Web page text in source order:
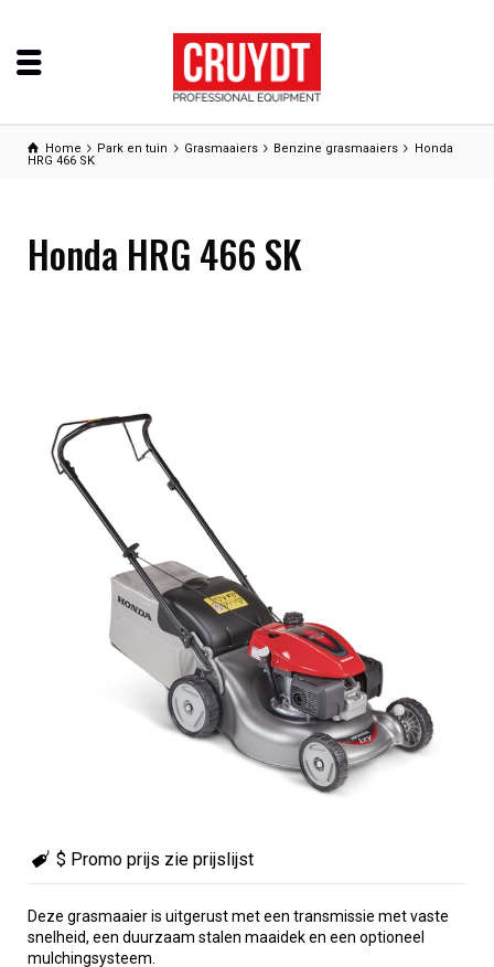
Home Park en tuin Grasmaaiers Benzine grasmaaiers
Honda
HRG 466 SK
Honda HRG 466 SK
$ Promo prijs zie prijslijst
Deze grasmaaier is uitgerust met een transmissie met vaste
snelheid, een duurzaam stalen maaidek en een optioneel
mulchingsysteem.